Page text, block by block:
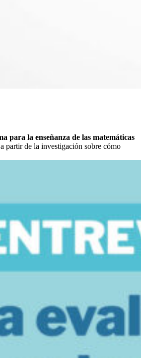
para la enseñanza de las matemáticas
partir de la investigación sobre cómo